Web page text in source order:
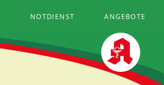
NOTDIENST ANGEBOTE